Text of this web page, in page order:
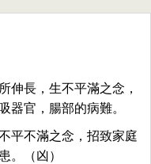
伸長，生不平滿之念，
器官，腸部的病難。
平不滿之念，招致家庭
。（凶）